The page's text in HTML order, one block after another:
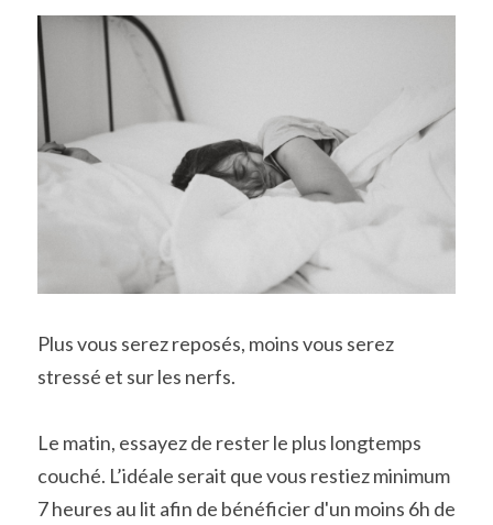
Plus vous serez reposés, moins vous serez
stressé et sur les nerfs.
Le matin, essayez de rester le plus longtemps
couché. L’idéale serait que vous restiez minimum
7 heures au lit afin de bénéficier d'un moins 6h de